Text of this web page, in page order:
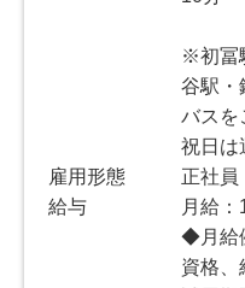
※初冨
谷駅・
バスを
祝日は
雇用形態
正社員
給与
月給
◆月給
資格